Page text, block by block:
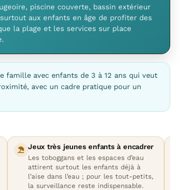
piscine couverte, bassin extérieur
aux enfants en âge de profiter des
la plage et les services sur place
famille avec enfants de 3 à 12 ans qui veut
avec un cadre pratique pour un
Jeux très jeunes enfants à encadrer
Les toboggans et les espaces d’eau
attirent surtout les enfants déjà à
l’aise dans l’eau ; pour les tout-petits,
la surveillance reste indispensable.